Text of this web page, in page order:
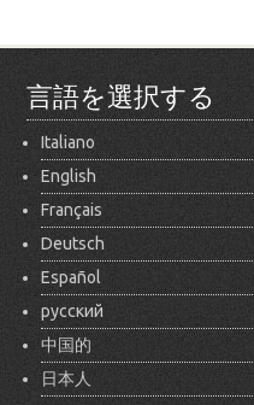
言語を選択する
Italiano
English
Français
Deutsch
Español
русский
中国的
日本人